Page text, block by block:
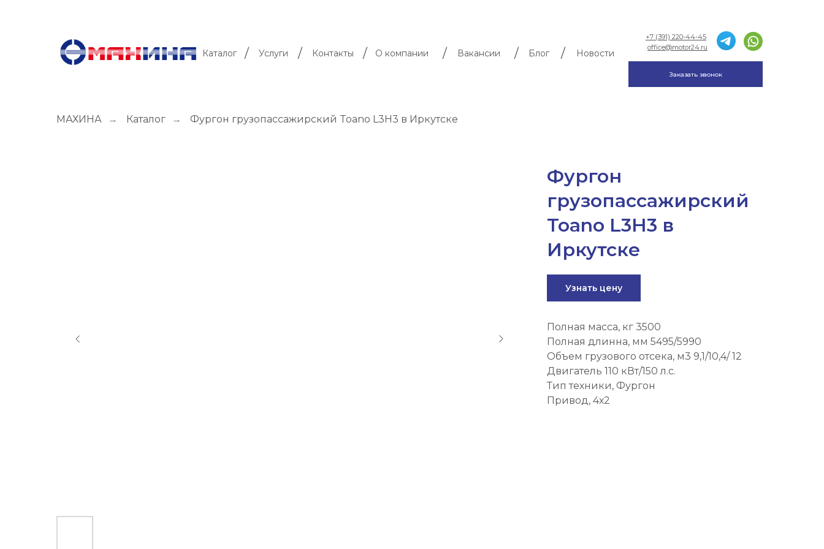
Заказать звонок
+7 (391) 220-44-45
office@motor24.ru
Услуги
Каталог Новости
Блог
/ /
/ / /
/ Контакты Вакансии
О компании
МАХИНА → Каталог → Фургон грузопассажирский Toano L3H3 в Иркутске
Фургон
грузопассажирский
Toano L3H3 в
Иркутске
Узнать цену
Полная масса, кг 3500
Полная длинна, мм 5495/5990
Объем грузового отсека, м3 9,1/10,4/ 12
Двигатель 110 кВт/150 л.с.
Тип техники, Фургон
Привод, 4х2